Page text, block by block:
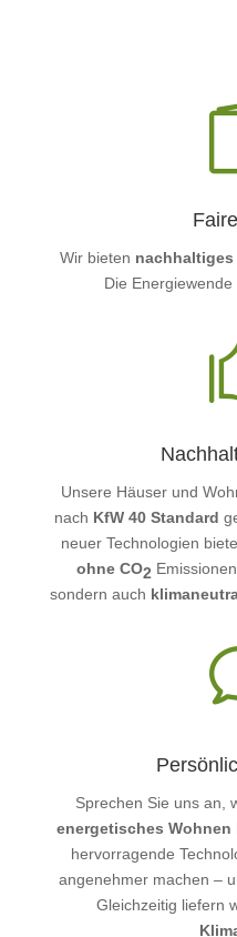
Wir bieten nachhaltiges
Die
Unsere Häuser und
nach KfW 40 Standard
neuer Technologien
ohne CO2
sondern auch
Sprechen Sie uns an,
energetisches Wohnen
hervorragende
angenehmer machen –
Gleichzeitig liefern